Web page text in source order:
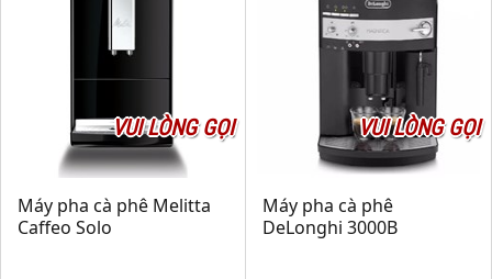
VUI LÒNG GỌI
Máy pha cà phê Melitta
Caffeo Solo
VUI LÒNG GỌI
Máy pha cà phê
DeLonghi 3000B